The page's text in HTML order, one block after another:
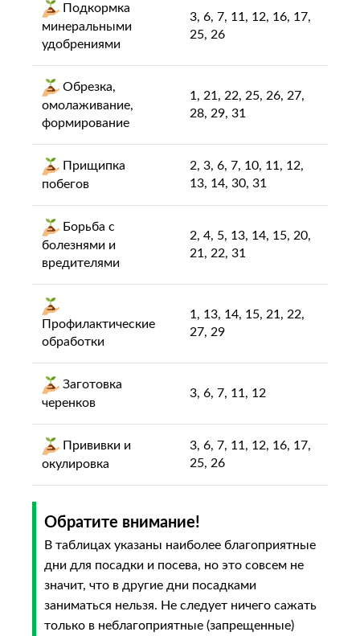
Подкормка
минеральными
удобрениями
3, 6, 7, 11, 12, 16, 17,
25, 26
Обрезка,
омолаживание,
формирование
1, 21, 22, 25, 26, 27,
28, 29, 31
Прищипка
побегов
2, 3, 6, 7, 10, 11, 12,
13, 14, 30, 31
Борьба с
болезнями и
вредителями
2, 4, 5, 13, 14, 15, 20,
21, 22, 31
Профилактические
обработки
1, 13, 14, 15, 21, 22,
27, 29
Заготовка
черенков
3, 6, 7, 11, 12
Прививки и
окулировка
3, 6, 7, 11, 12, 16, 17,
25, 26
Обратите внимание!
В таблицах указаны наиболее благоприятные
дни для посадки и посева, но это совсем не
значит, что в другие дни посадками
заниматься нельзя. Не следует ничего сажать
только в неблагоприятные (запрещенные)